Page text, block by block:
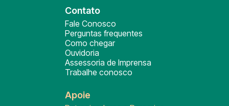
Contato
Fale Conosco
Perguntas frequentes
Como chegar
Ouvidoria
Assessoria de Imprensa
Trabalhe conosco
Apoie